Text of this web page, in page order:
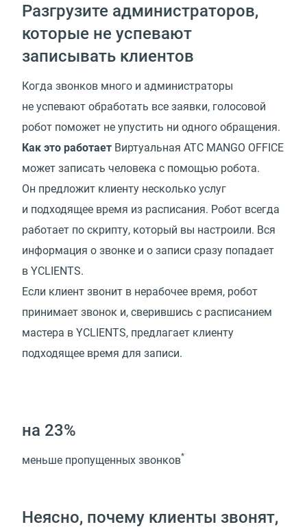
Разгрузите администраторов,
которые не успевают
записывать клиентов
Когда звонков много и администраторы
не успевают обработать все заявки, голосовой
робот поможет не упустить ни одного обращения.
Как это работает Виртуальная АТС MANGO OFFICE
может записать человека с помощью робота.
Он предложит клиенту несколько услуг
и подходящее время из расписания. Робот всегда
работает по скрипту, который вы настроили. Вся
информация о звонке и о записи сразу попадает
в YCLIENTS.
Если клиент звонит в нерабочее время, робот
принимает звонок и, сверившись с расписанием
мастера в YCLIENTS, предлагает клиенту
подходящее время для записи.
на 23%
меньше пропущенных звонков*
Неясно, почему клиенты звонят,